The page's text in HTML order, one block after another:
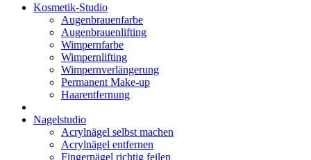
Kosmetik-Studio
Augenbrauenfarbe
Augenbrauenlifting
Wimpernfarbe
Wimpernlifting
Wimpernverlängerung
Permanent Make-up
Haarentfernung
Nagelstudio
Acrylnägel selbst machen
Acrylnägel entfernen
Fingernägel richtig feilen